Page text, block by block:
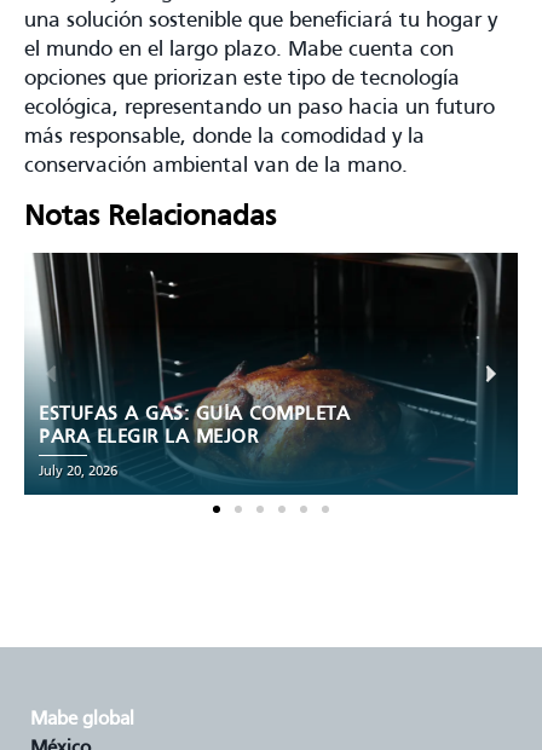
una solución sostenible que beneficiará tu hogar y
el mundo en el largo plazo. Mabe cuenta con
opciones que priorizan este tipo de tecnología
ecológica, representando un paso hacia un futuro
más responsable, donde la comodidad y la
conservación ambiental van de la mano.
Notas Relacionadas
NEVERA NO FROST: QUÉ ES, VENTAJAS
Y CÓMO ELEGIR LA IDEAL
June 30, 2026
mabe global